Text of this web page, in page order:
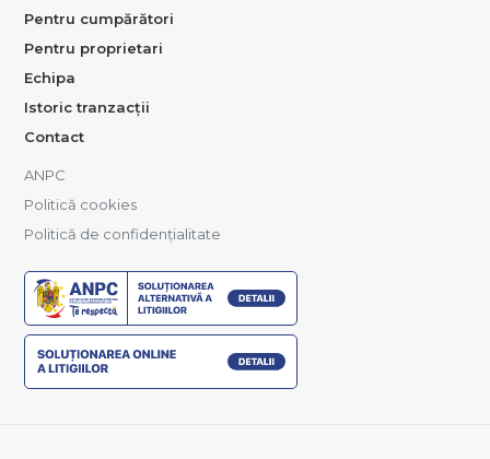
Pentru cumpărători
Pentru proprietari
Echipa
Istoric tranzacții
Contact
ANPC
Politică cookies
Politică de confidențialitate